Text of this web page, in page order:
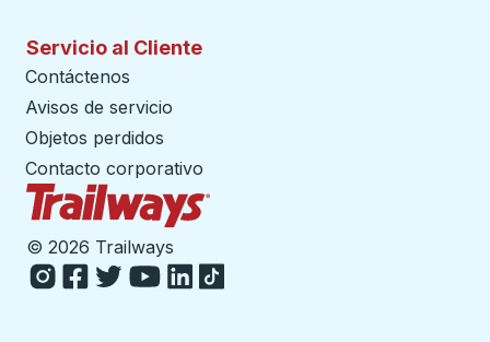
Servicio al Cliente
Contáctenos
Avisos de servicio
Objetos perdidos
Contacto corporativo
© 2026 Trailways